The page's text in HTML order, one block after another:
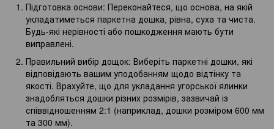
Підготовка основи: Переконайтеся, що основа, на якій
укладатиметься паркетна дошка, рівна, суха та чиста.
Будь-які нерівності або пошкодження мають бути
виправлені.
Правильний вибір дощок: Виберіть паркетні дошки, які
відповідають вашим уподобанням щодо відтінку та
якості. Врахуйте, що для укладання угорської ялинки
знадобляться дошки різних розмірів, зазвичай із
співвідношенням 2:1 (наприклад, дошки розміром 600 мм
та 300 мм).